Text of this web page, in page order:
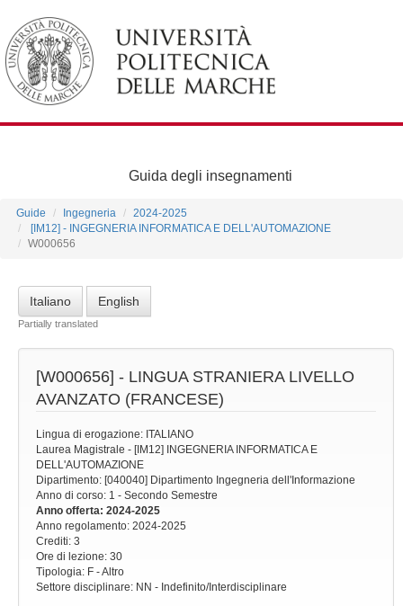
Guida degli insegnamenti
Guide Ingegneria
2024-2025
[IM12] - INGEGNERIA INFORMATICA E DELL'AUTOMAZIONE
W000656
Italiano English
Partially translated
[W000656] - LINGUA STRANIERA LIVELLO
AVANZATO (FRANCESE)
Lingua di erogazione: ITALIANO
Laurea Magistrale - [IM12] INGEGNERIA INFORMATICA E
DELL'AUTOMAZIONE
Dipartimento: [040040] Dipartimento Ingegneria dell'Informazione
Anno di corso: 1 - Secondo Semestre
Anno offerta: 2024-2025
Anno regolamento: 2024-2025
Crediti: 3
Ore di lezione: 30
Tipologia: F - Altro
Settore disciplinare: NN - Indefinito/Interdisciplinare